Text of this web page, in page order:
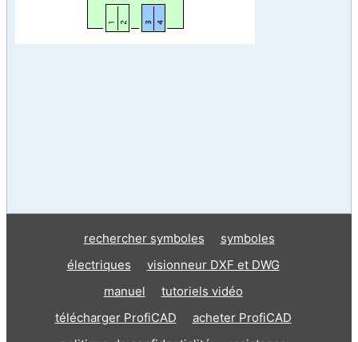
rechercher symboles
symboles
électriques
visionneur DXF et DWG
manuel
tutoriels vidéo
télécharger ProfiCAD
acheter ProfiCAD